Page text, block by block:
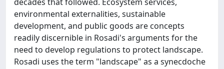
environmental externalities, sustainable
development, and public goods are concepts
readily discernible in Rosadi's arguments for the
need to develop regulations to protect landscape.
Rosadi uses the term "landscape" as a synecdoche